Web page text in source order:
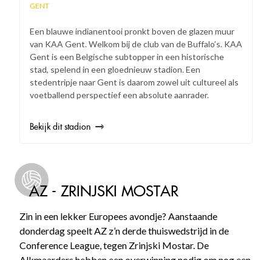
GENT
Een blauwe indianentooi pronkt boven de glazen muur
van KAA Gent. Welkom bij de club van de Buffalo’s. KAA
Gent is een Belgische subtopper in een historische
stad, spelend in een gloednieuw stadion. Een
stedentripje naar Gent is daarom zowel uit cultureel als
voetballend perspectief een absolute aanrader.
Bekijk dit stadion
AZ - ZRINJSKI MOSTAR
Zin in een lekker Europees avondje? Aanstaande
donderdag speelt AZ z’n derde thuiswedstrijd in de
Conference League, tegen Zrinjski Mostar. De